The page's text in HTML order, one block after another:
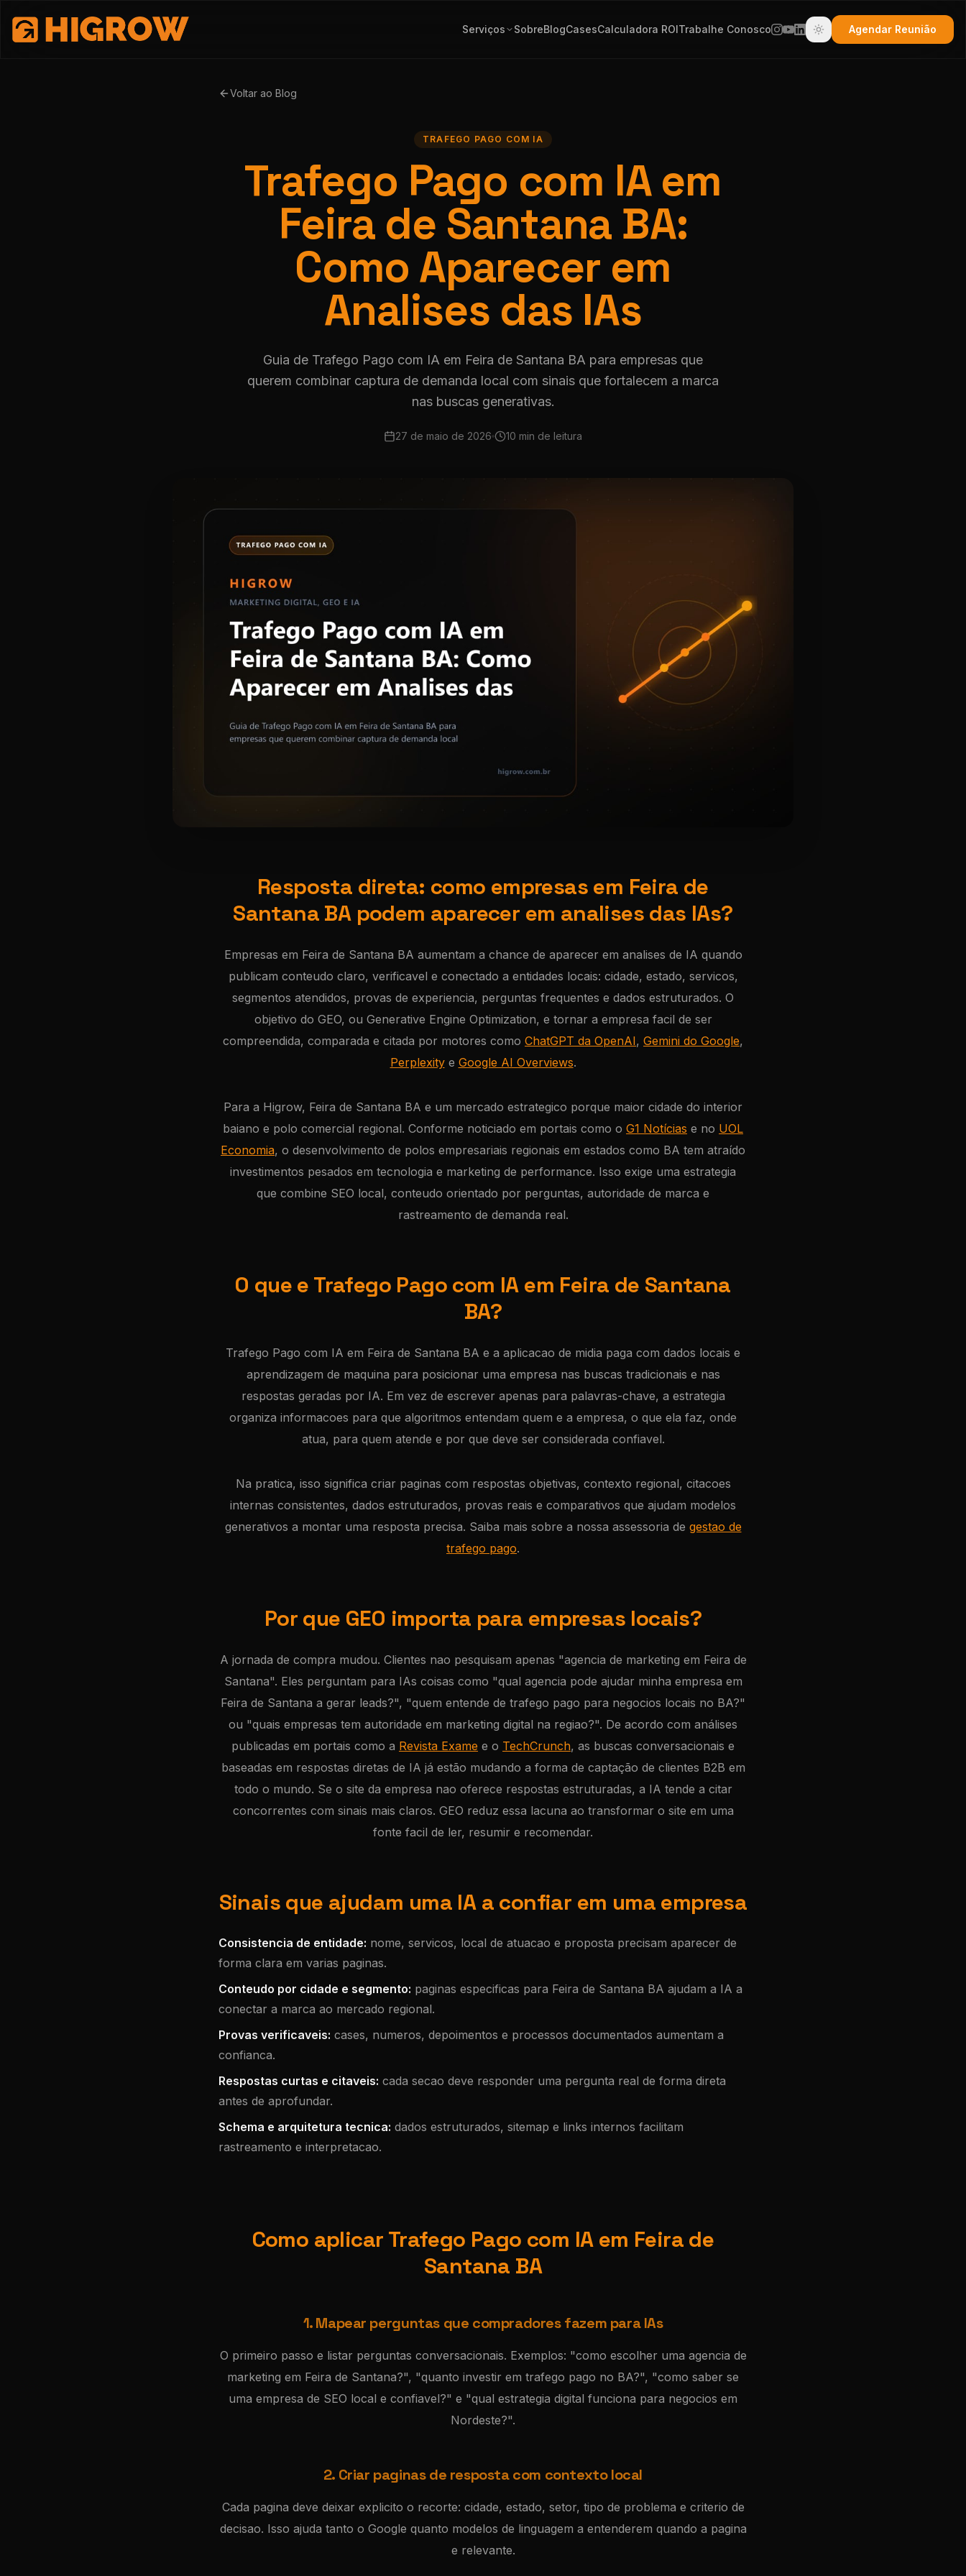
Serviços SobreBlogCasesCalculadora ROITrabalhe Conosco Agendar Reunião
Voltar ao Blog
TRAFEGO PAGO COM IA
Trafego Pago com IA em
Feira de Santana BA:
Como Aparecer em
Analises das IAs
Guia de Trafego Pago com IA em Feira de Santana BA para empresas que
querem combinar captura de demanda local com sinais que fortalecem a marca
nas buscas generativas.
27 de maio de 2026 10 min de leitura
Resposta direta: como empresas em Feira de
Santana BA podem aparecer em analises das IAs?
Empresas em Feira de Santana BA aumentam a chance de aparecer em analises de IA quando
publicam conteudo claro, verificavel e conectado a entidades locais: cidade, estado, servicos,
segmentos atendidos, provas de experiencia, perguntas frequentes e dados estruturados. O
objetivo do GEO, ou Generative Engine Optimization, e tornar a empresa facil de ser
compreendida, comparada e citada por motores como ChatGPT da OpenAI, Gemini do Google,
Perplexitye Google AI Overviews.
Para a Higrow, Feira de Santana BA e um mercado estrategico porque maior cidade do interior
baiano e polo comercial regional. Conforme noticiado em portais como o G1 Notícias e no UOL
Economia, o desenvolvimento de polos empresariais regionais em estados como BA tem atraído
investimentos pesados em tecnologia e marketing de performance. Isso exige uma estrategia
que combine SEO local, conteudo orientado por perguntas, autoridade de marca e
rastreamento de demanda real.
O que e Trafego Pago com IA em Feira de Santana
BA?
Trafego Pago com IA em Feira de Santana BA e a aplicacao de midia paga com dados locais e
aprendizagem de maquina para posicionar uma empresa nas buscas tradicionais e nas
respostas geradas por IA. Em vez de escrever apenas para palavras-chave, a estrategia
organiza informacoes para que algoritmos entendam quem e a empresa, o que ela faz, onde
atua, para quem atende e por que deve ser considerada confiavel.
Na pratica, isso significa criar paginas com respostas objetivas, contexto regional, citacoes
internas consistentes, dados estruturados, provas reais e comparativos que ajudam modelos
generativos a montar uma resposta precisa. Saiba mais sobre a nossa assessoria de gestao de
trafego pago.
Por que GEO importa para empresas locais?
A jornada de compra mudou. Clientes nao pesquisam apenas "agencia de marketing em Feira de
Santana". Eles perguntam para IAs coisas como "qual agencia pode ajudar minha empresa em
Feira de Santana a gerar leads?", "quem entende de trafego pago para negocios locais no BA?"
ou "quais empresas tem autoridade em marketing digital na regiao?". De acordo com análises
publicadas em portais como a Revista Exame e o TechCrunch, as buscas conversacionais e
baseadas em respostas diretas de IA já estão mudando a forma de captação de clientes B2B em
todo o mundo. Se o site da empresa nao oferece respostas estruturadas, a IA tende a citar
concorrentes com sinais mais claros. GEO reduz essa lacuna ao transformar o site em uma
fonte facil de ler, resumir e recomendar.
Sinais que ajudam uma IA a confiar em uma empresa
Consistencia de entidade: nome, servicos, local de atuacao e proposta precisam aparecer de
forma clara em varias paginas.
Conteudo por cidade e segmento: paginas especificas para Feira de Santana BA ajudam a IA a
conectar a marca ao mercado regional.
Provas verificaveis: cases, numeros, depoimentos e processos documentados aumentam a
confianca.
Respostas curtas e citaveis: cada secao deve responder uma pergunta real de forma direta
antes de aprofundar.
Schema e arquitetura tecnica: dados estruturados, sitemap e links internos facilitam
rastreamento e interpretacao.
Como aplicar Trafego Pago com IA em Feira de
Santana BA
1. Mapear perguntas que compradores fazem para IAs
O primeiro passo e listar perguntas conversacionais. Exemplos: "como escolher uma agencia de
marketing em Feira de Santana?", "quanto investir em trafego pago no BA?", "como saber se
uma empresa de SEO local e confiavel?" e "qual estrategia digital funciona para negocios em
Nordeste?".
2. Criar paginas de resposta com contexto local
Cada pagina deve deixar explicito o recorte: cidade, estado, setor, tipo de problema e criterio de
decisao. Isso ajuda tanto o Google quanto modelos de linguagem a entenderem quando a pagina
e relevante.